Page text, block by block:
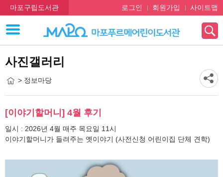
마포구립도서관 로그인 회원가입 사이트맵
사진갤러리
> 정보마당
[이야기할머니] 4월 후기
일시 : 2026년 4월 매주 목요일 11시
이야기할머니가 들려주는 옛이야기 (사전신청 어린이집 단체 견학)